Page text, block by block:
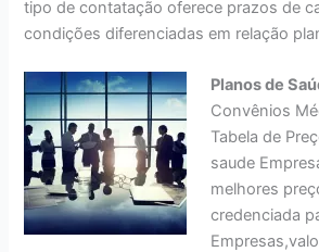
tipo de contatação oferece prazos de
condições diferenciadas em relação
Planos de
Convênios
Tabela de
saude
melhores
credenciada